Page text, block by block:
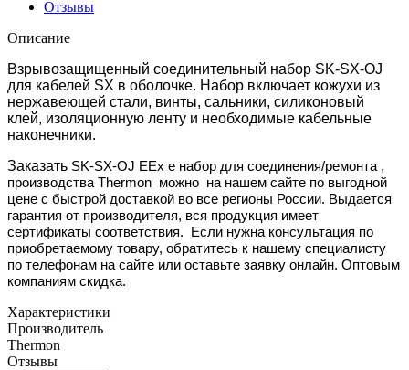
Отзывы
Описание
Взрывозащищенный соединительный набор SK-SX-OJ
для кабелей SX в оболочке. Набор включает кожухи из
нержавеющей стали, винты, сальники, силиконовый
клей, изоляционную ленту и необходимые кабельные
наконечники.
Заказать SK-SX-OJ EEx e набор для соединения/ремонта ,
производства Thermon можно на нашем сайте по выгодной
цене с быстрой доставкой во все регионы России. Выдается
гарантия от производителя, вся продукция имеет
сертификаты соответствия. Если нужна консультация по
приобретаемому товару, обратитесь к нашему специалисту
по телефонам на сайте или оставьте заявку онлайн. Оптовым
компаниям скидка.
Характеристики
Производитель
Thermon
Отзывы